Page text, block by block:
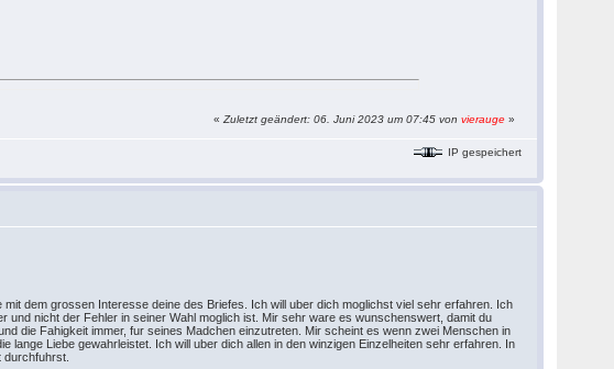
«Zuletzt geändert: 06. Juni 2023 um 07:45 vonvierauge »
IP gespeichert
dem grossen Interesse deine des Briefes. Ich will uber dich moglichst viel sehr erfahren. Ich
nicht der Fehler in seiner Wahl moglich ist. Mir sehr ware es wunschenswert, damit du
die Fahigkeit immer, fur seines Madchen einzutreten. Mir scheint es wenn zwei Menschen in
Liebe gewahrleistet. Ich will uber dich allen in den winzigen Einzelheiten sehr erfahren. In
durchfuhrst.